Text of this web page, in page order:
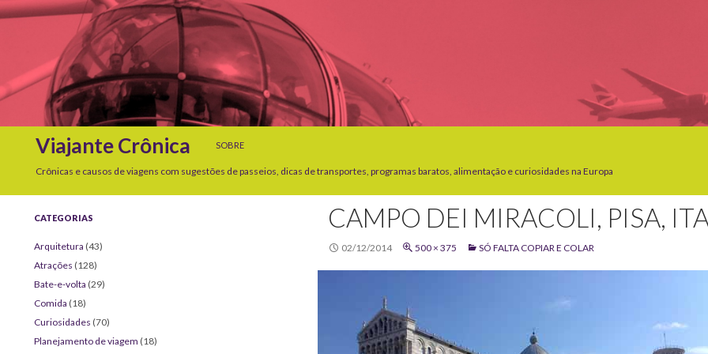
Viajante Crônica
SOBRE
Crônicas e causos de viagens com sugestões de passeios, dicas de transportes, programas baratos, alimentação e curiosidades na Europa
CAMPO DEI MIRACOLI, PISA,
02/12/2014 500 × 375 SÓ FALTA COPIAR E COLAR
CATEGORIAS
Arquitetura (43)
Atrações (128)
Bate-e-volta (29)
Comida (18)
Curiosidades (70)
Planejamento de viagem (18)